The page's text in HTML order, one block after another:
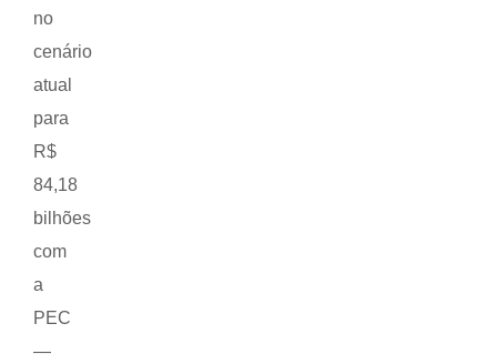
no
cenário
atual
para
R$
84,18
bilhões
com
a
PEC
—